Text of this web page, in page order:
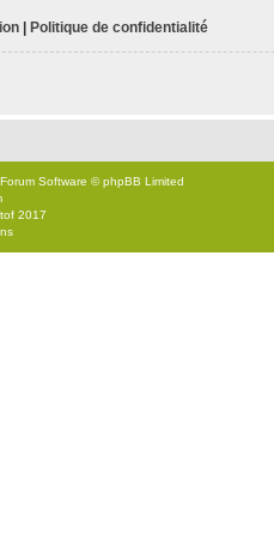
| Politique de confidentialité
Software © phpBB Limited
2017